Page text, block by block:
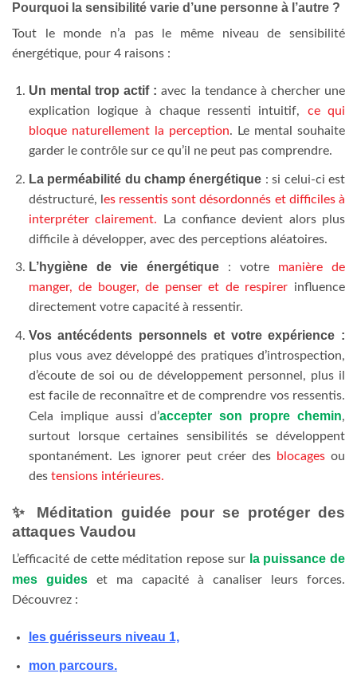
Pourquoi la sensibilité varie d’une personne à l’autre ?
Tout le monde n’a pas le même niveau de sensibilité
énergétique, pour 4 raisons :
Un mental trop actif :avec la tendance à chercher une
explication logique à chaque ressenti intuitif, ce qui
bloque naturellement la perception. Le mental souhaite
garder le contrôle sur ce qu’il ne peut pas comprendre.
La perméabilité du champ énergétique : si celui-ci est
déstructuré, l es ressentis sont désordonnés et difficiles à
interpréter clairement. La confiance devient alors plus
difficile à développer, avec des perceptions aléatoires.
L’hygiène de vie énergétique: votre manière de
manger, de bouger, de penser et de respirer influence
directement votre capacité à ressentir.
Vos antécédents personnels et votre expérience :
plus vous avez développé des pratiques d’introspection,
d’écoute de soi ou de développement personnel, plus il
est facile de reconnaître et de comprendre vos ressentis.
Cela implique aussi d’accepter son propre chemin,
surtout lorsque certaines sensibilités se développent
spontanément. Les ignorer peut créer des blocagesou
des tensions intérieures.
✨ Méditation guidée pour se protéger des
attaques Vaudou
L’efficacité de cette méditation repose sur la puissance de
mes guides et ma capacité à canaliser leurs forces.
Découvrez :
les guérisseurs niveau 1,
mon parcours.